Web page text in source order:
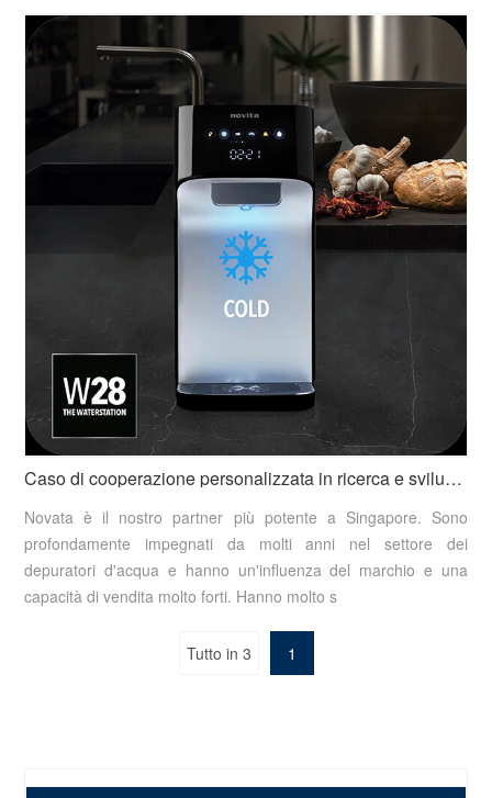
Caso di cooperazione personalizzata in ricerca e sviluppo del Novata Brand Merchant di Singapore
Novata è il nostro partner più potente a Singapore. Sono
profondamente impegnati da molti anni nel settore dei
depuratori d'acqua e hanno un'influenza del marchio e una
capacità di vendita molto forti. Hanno molto s
Tutto in 3 1